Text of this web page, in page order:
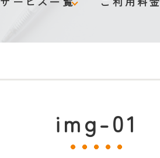
デイサービス
みまもりサービスimg-01